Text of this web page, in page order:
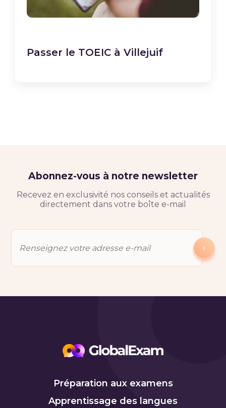
Passer le TOEIC à Villejuif
Abonnez-vous à notre newsletter
Recevez en exclusivité nos conseils et actualités
directement dans votre boîte e-mail
Préparation aux examens
Apprentissage des langues